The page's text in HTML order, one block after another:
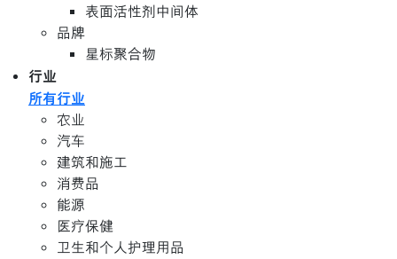
表面活性剂中间体
品牌
星标聚合物
行业
所有行业
农业
汽车
建筑和施工
消费品
能源
医疗保健
卫生和个人护理用品